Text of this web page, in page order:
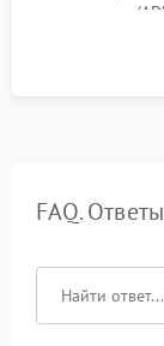
документов
на
FAQ.